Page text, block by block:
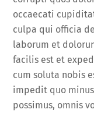
occaecati
culpa qui officia
laborum et
facilis est et
cum soluta nobis
impedit quo
possimus, omnis